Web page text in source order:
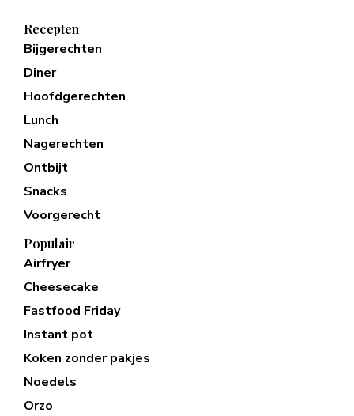
Recepten
Bijgerechten
Diner
Hoofdgerechten
Lunch
Nagerechten
Ontbijt
Snacks
Voorgerecht
Populair
Airfryer
Cheesecake
Fastfood Friday
Instant pot
Koken zonder pakjes
Noedels
Orzo